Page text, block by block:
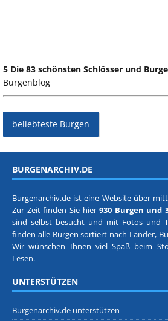
5 Die 83 schönsten Schlösser und
Burgenblog
beliebteste Burgen
BURGENARCHIV.DE
Burgenarchiv.de ist eine Website über
Zur Zeit finden Sie hier930 Burgen und
sind selbst besucht und mit Fotos und
finden alle Burgen sortiert nach Länder,
Wir wünschen Ihnen viel Spaß beim
Lesen.
UNTERSTÜTZEN
Burgenarchiv.de unterstützen